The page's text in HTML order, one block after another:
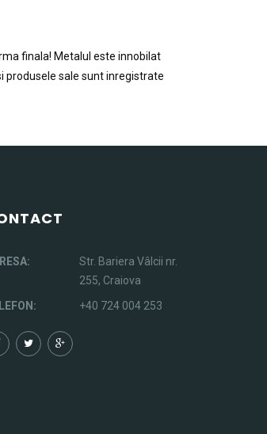
finala! Metalul este innobilat
produsele sale sunt inregistrate
Str. Bariera Vâlcii nr.
255, Craiova
+40 724 004 253